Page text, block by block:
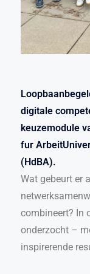
digitale
keuzemodule
fur
(HdBA).
Wat gebeurt er
combineert? In
onderzocht –
inspirerende